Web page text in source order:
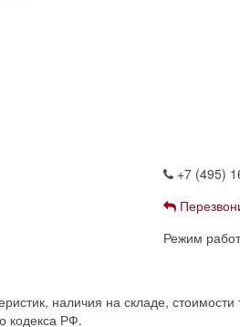
+7 (495)
Режим
наличия на складе,
кодекса РФ.